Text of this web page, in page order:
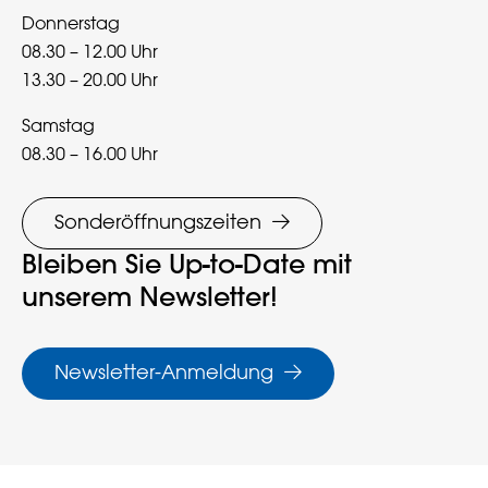
Donnerstag
08.30 – 12.00 Uhr
13.30 – 20.00 Uhr
Samstag
08.30 – 16.00 Uhr
Sonderöffnungszeiten
Bleiben Sie Up-to-Date mit
unserem Newsletter!
Newsletter-Anmeldung